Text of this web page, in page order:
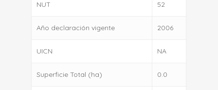
NUT 52
Año declaración vigente 2006
UICN NA
Superficie Total (ha) 0.0